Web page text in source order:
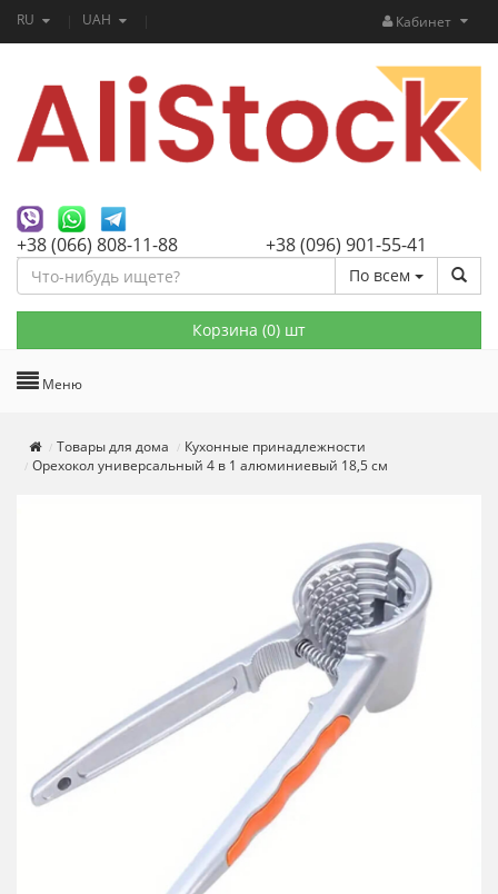
RU UAH Кабинет
+38 (066) 808-11-88 +38 (096) 901-55-41
По всем
Корзина (0) шт
Меню
Товары для дома
Кухонные принадлежности
Орехокол универсальный 4 в 1 алюминиевый 18,5 см